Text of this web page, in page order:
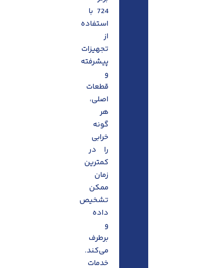
724 با
استفاده
از
تجهیزات
پیشرفته
و
قطعات
اصلی،
هر
گونه
خرابی
را در
کمترین
زمان
ممکن
تشخیص
داده
و
برطرف
می‌کند.
خدمات